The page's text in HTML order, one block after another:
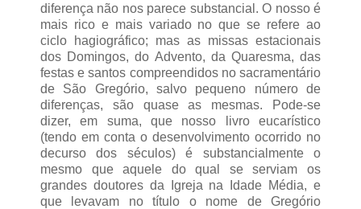
diferença não nos parece substancial. O nosso é
mais rico e mais variado no que se refere ao
ciclo hagiográfico; mas as missas estacionais
dos Domingos, do Advento, da Quaresma, das
festas e santos compreendidos no sacramentário
de São Gregório, salvo pequeno número de
diferenças, são quase as mesmas. Pode-se
dizer, em suma, que nosso livro eucarístico
(tendo em conta o desenvolvimento ocorrido no
decurso dos séculos) é substancialmente o
mesmo que aquele do qual se serviam os
grandes doutores da Igreja na Idade Média, e
que levavam no título o nome de Gregório